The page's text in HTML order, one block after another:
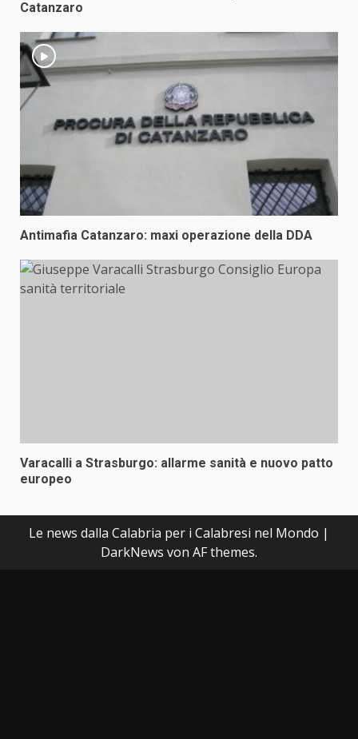
Catanzaro
Antimafia Catanzaro: maxi operazione della DDA
Varacalli a Strasburgo: allarme sanità e nuovo patto
europeo
Le news dalla Calabria per i Calabresi nel Mondo |
DarkNews von AF themes.